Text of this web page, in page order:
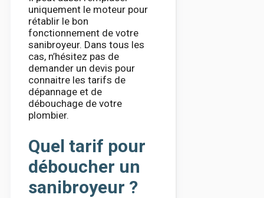
uniquement le moteur pour
rétablir le bon
fonctionnement de votre
sanibroyeur. Dans tous les
cas, n’hésitez pas de
demander un devis pour
connaitre les tarifs de
dépannage et de
débouchage de votre
plombier.
Quel tarif pour
déboucher un
sanibroyeur ?